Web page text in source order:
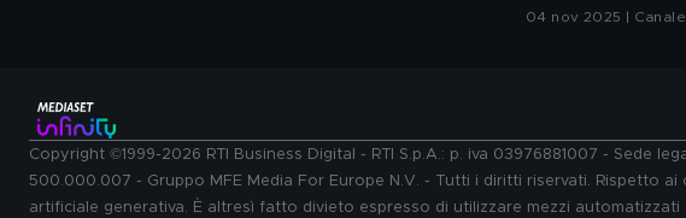
04 nov 2025 | Canale
Copyright ©1999-2026 RTI Business Digital - RTI S.p.A.: p. iva 03976881007 - Sede
500.000.007 - Gruppo MFE Media For Europe N.V. - Tutti i diritti riservati. Rispetto
artificiale generativa. È altresì fatto divieto espresso di utilizzare mezzi automatizzati